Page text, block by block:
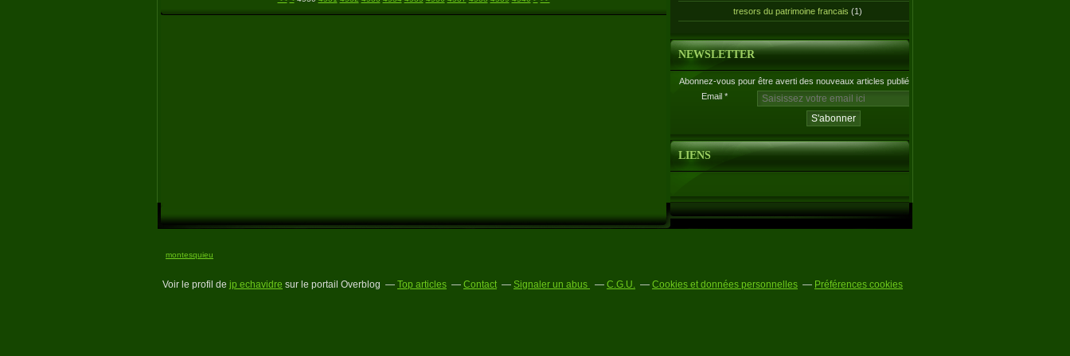
tresors du patrimoine francais (1)
NEWSLETTER
Abonnez-vous pour être averti des nouveaux articles publiés.
Email
LIENS
montesquieu
Voir le profil de jp echavidre sur le portail Overblog Top articles Contact Signaler un abus C.G.U. Cookies et données personnelles Préférences cookies